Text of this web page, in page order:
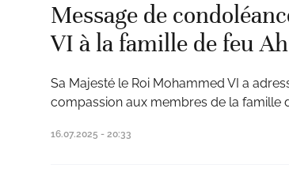
Message de
VI à la famille de feu
Sa Majesté le Roi Mohammed VI a
compassion aux membres de la famille
16.07.2025 - 20:33